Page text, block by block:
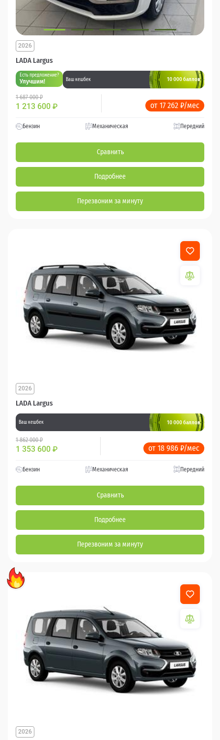
LADA Largus
2026
Есть предложение?
Улучшим! Ваш кешбек 10 000 баллов
1 687 000 ₽
1 213 600 ₽ от 17 262 ₽/мес
Бензин Механическая Передний
Сравнить
Подробнее
Перезвоним за минуту
LADA Largus
2026
Ваш кешбек 10 000 баллов
1 862 000 ₽
1 353 600 ₽ от 18 986 ₽/мес
Бензин Механическая Передний
Сравнить
Подробнее
Перезвоним за минуту
2026